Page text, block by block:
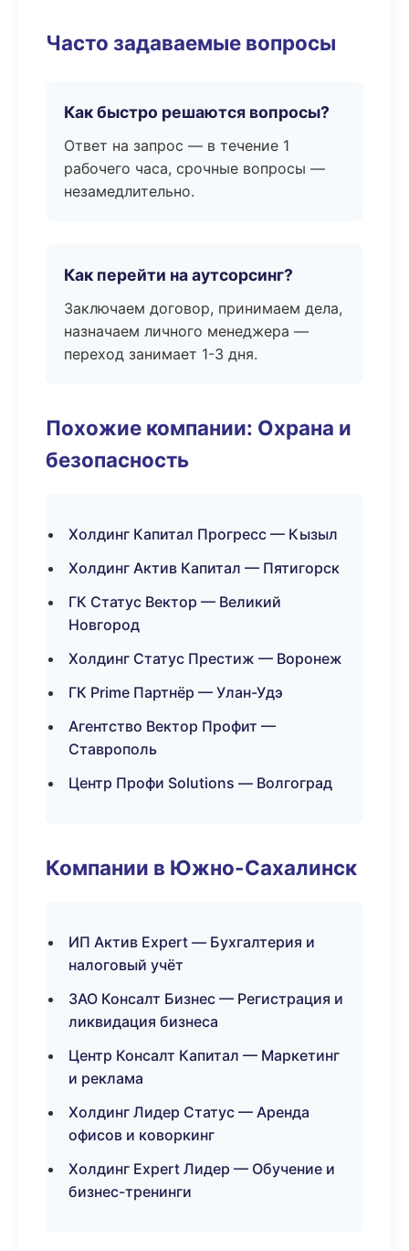
Часто задаваемые вопросы
Как быстро решаются вопросы?
Ответ на запрос — в течение 1
рабочего часа, срочные вопросы —
незамедлительно.
Как перейти на аутсорсинг?
Заключаем договор, принимаем дела,
назначаем личного менеджера —
переход занимает 1-3 дня.
Похожие компании: Охрана и
безопасность
Холдинг Капитал Прогресс — Кызыл
Холдинг Актив Капитал — Пятигорск
ГК Статус Вектор — Великий
Новгород
Холдинг Статус Престиж — Воронеж
ГК Prime Партнёр — Улан-Удэ
Агентство Вектор Профит —
Ставрополь
Центр Профи Solutions — Волгоград
Компании в Южно-Сахалинск
ИП Актив Expert — Бухгалтерия и
налоговый учёт
ЗАО Консалт Бизнес — Регистрация и
ликвидация бизнеса
Центр Консалт Капитал — Маркетинг
и реклама
Холдинг Лидер Статус — Аренда
офисов и коворкинг
Холдинг Expert Лидер — Обучение и
бизнес-тренинги